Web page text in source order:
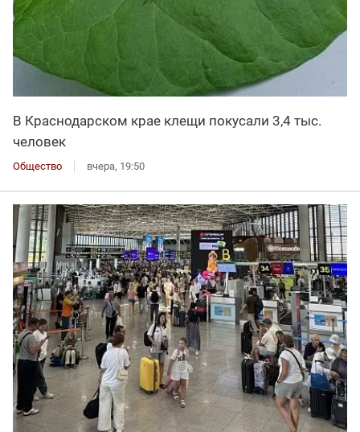
В Краснодарском крае клещи покусали 3,4 тыс.
человек
Общество вчера, 19:50